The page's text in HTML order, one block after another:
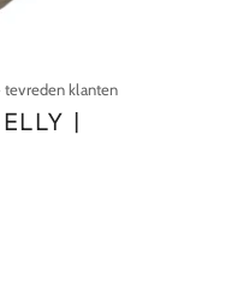
tevreden klanten
|